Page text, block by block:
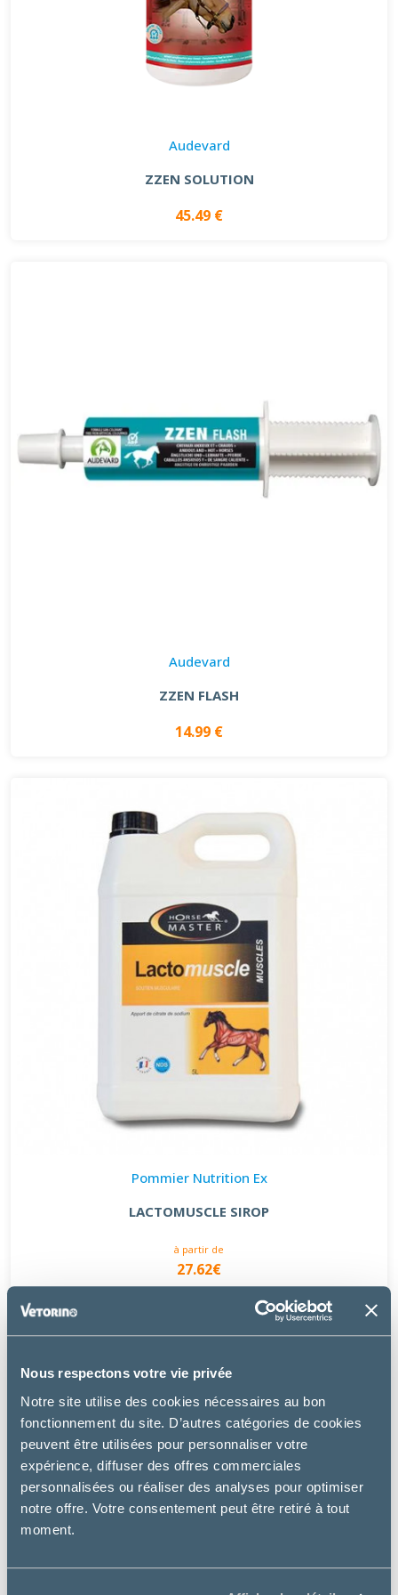
Nous respectons votre vie privée
Notre site utilise des cookies nécessaires au bon
fonctionnement du site. D’autres catégories de cookies
peuvent être utilisées pour personnaliser votre
expérience, diffuser des offres commerciales
personnalisées ou réaliser des analyses pour optimiser
notre offre. Votre consentement peut être retiré à tout
moment.
Audevard
ZZEN SOLUTION
45.49 €
Audevard
ZZEN FLASH
14.99 €
Pommier Nutrition Ex
LACTOMUSCLE SIROP
à partir de
27.62€